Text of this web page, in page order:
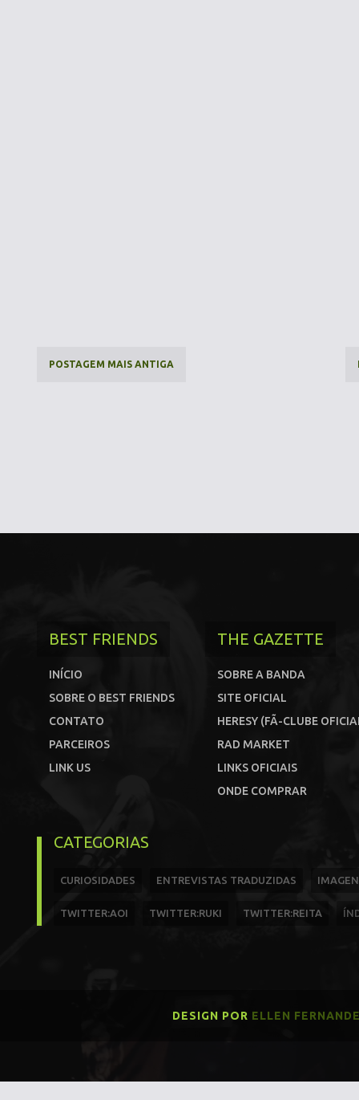
POSTAGEM MAIS ANTIGA
BEST FRIENDS
INÍCIO
SOBRE O BEST FRIENDS
CONTATO
PARCEIROS
LINK US
THE GAZETTE
SOBRE A BANDA
SITE OFICIAL
HERESY (FÃ-CLUBE
RAD MARKET
LINKS OFICIAIS
ONDE COMPRAR
CATEGORIAS
CURIOSIDADES ENTREVISTAS TRADUZIDAS
TWITTER:AOI TWITTER:RUKI TWITTER:REITA
DESIGN POR ELLEN